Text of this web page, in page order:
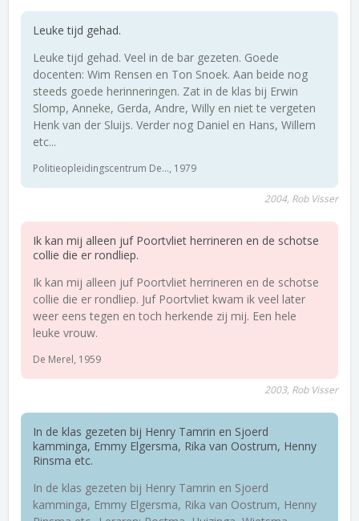
Leuke tijd gehad.
Leuke tijd gehad. Veel in de bar gezeten. Goede
docenten: Wim Rensen en Ton Snoek. Aan beide nog
steeds goede herinneringen. Zat in de klas bij Erwin
Slomp, Anneke, Gerda, Andre, Willy en niet te vergeten
Henk van der Sluijs. Verder nog Daniel en Hans, Willem
etc...
Politieopleidingscentrum De..., 1979
2004, Rob Visser
Ik kan mij alleen juf Poortvliet herrineren en de schotse
collie die er rondliep.
Ik kan mij alleen juf Poortvliet herrineren en de schotse
collie die er rondliep. Juf Poortvliet kwam ik veel later
weer eens tegen en toch herkende zij mij. Een hele
leuke vrouw.
De Merel, 1959
2003, Rob Visser
In de klas gezeten bij Henry Tamrin en Sjoerd
kamminga, Emmy Elgersma, Rika van Oostrum, Henny
Rinsma etc.
In de klas gezeten bij Henry Tamrin en Sjoerd
kamminga, Emmy Elgersma, Rika van Oostrum, Henny